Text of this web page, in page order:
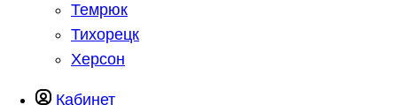
Темрюк
Тихорецк
Херсон
Кабинет